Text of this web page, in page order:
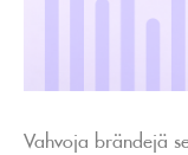
Vahvoja brändejä